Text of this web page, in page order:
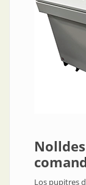
Los pupitres